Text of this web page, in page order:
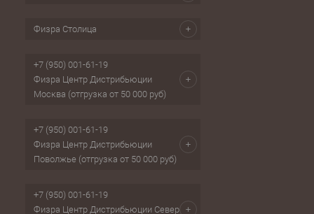
Физра Столица
+7 (950) 001-61-19
Физра Центр Дистрибьюции
Москва (отгрузка от 50 000 руб)
+7 (950) 001-61-19
Физра Центр Дистрибьюции
Поволжье (отгрузка от 50 000 руб)
+7 (950) 001-61-19
Физра Центр Дистрибьюции Север